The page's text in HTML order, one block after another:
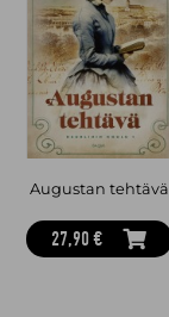
Augustan tehtävä
27,90 €